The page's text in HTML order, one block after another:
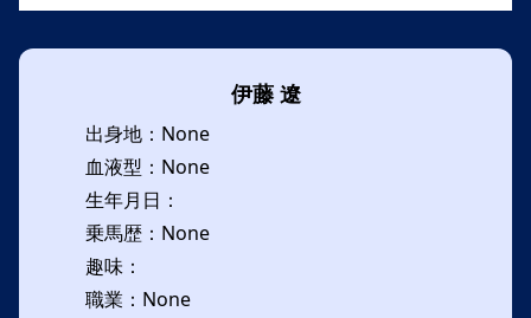
伊藤 遼
出身地：None
血液型：None
生年月日：
乗馬歴：None
趣味：
職業：None